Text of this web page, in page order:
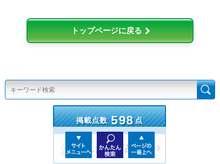
トップページに戻る
掲載点数 598点
かんたん商品検索